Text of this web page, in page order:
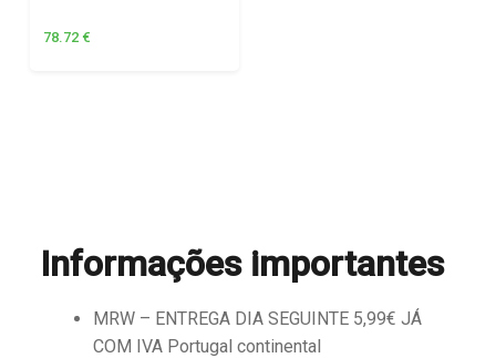
78.72 €
Informações importantes
MRW – ENTREGA DIA SEGUINTE 5,99€ JÁ
COM IVA Portugal continental